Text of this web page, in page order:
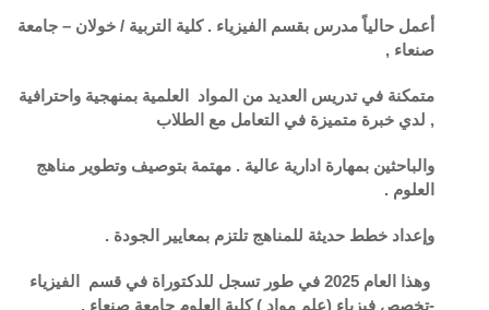
أعمل حالياً مدرس بقسم الفيزياء . كلية التربية / خولان – جامعة
صنعاء ,
متمكنة في تدريس العديد من المواد العلمية بمنهجية واحترافية
, لدي خبرة متميزة في التعامل مع الطلاب
والباحثين بمهارة ادارية عالية . مهتمة بتوصيف وتطوير مناهج
العلوم .
وإعداد خطط حديثة للمناهج تلتزم بمعايير الجودة .
وهذا العام 2025 في طور تسجل للدكتوراة في قسم الفيزياء
-تخصص فيزياء (علم مواد ) كلية العلوم جامعة صنعاء .